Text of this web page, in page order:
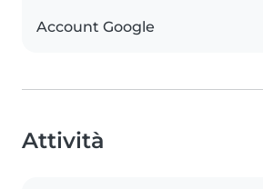
Account Google
Attività